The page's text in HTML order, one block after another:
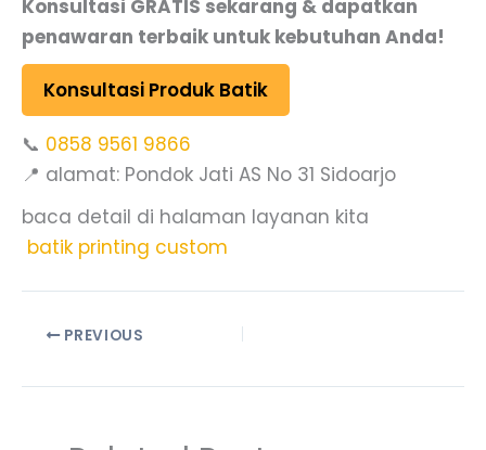
Konsultasi GRATIS sekarang & dapatkan
penawaran terbaik untuk kebutuhan Anda!
Konsultasi Produk Batik
📞 0858 9561 9866
📍 alamat: Pondok Jati AS No 31 Sidoarjo
baca detail di halaman layanan kita
batik printing custom
PREVIOUS